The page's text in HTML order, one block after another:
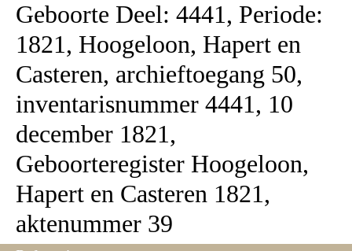
Geboorte Deel: 4441, Periode:
1821, Hoogeloon, Hapert en
Casteren, archieftoegang 50,
inventaris­num­mer 4441, 10
december 1821,
Geboorteregister Hoogeloon,
Hapert en Casteren 1821,
aktenummer 39